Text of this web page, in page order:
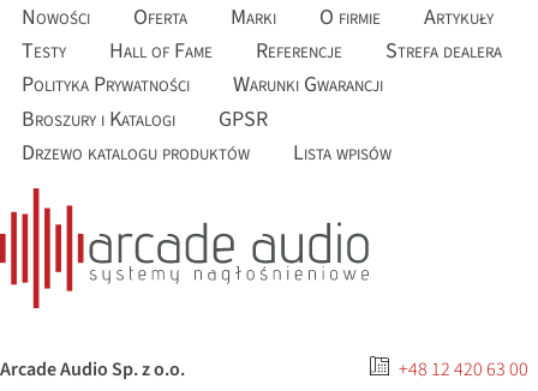
Nowości Oferta Marki O firmie
Artykuły
Testy
Hall of Fame Referencje
Strefa dealera
Polityka Prywatności
Warunki Gwarancji
Broszury i Katalogi
GPSR
Drzewo katalogu produktów
Lista wpisów
Arcade Audio Sp. z o.o.
+48 12 420 63 00